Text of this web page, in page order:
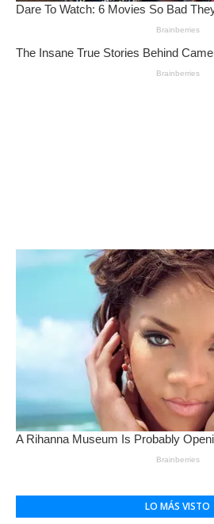
LO MÁS VISTO